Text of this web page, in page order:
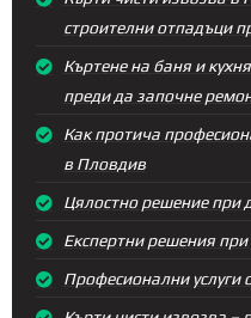
строителни отпадъци
Къртене на баня и
преди да започне
Как протича
в Пловдив
Цялостно решение при
Експертни решения
Професионални услуги